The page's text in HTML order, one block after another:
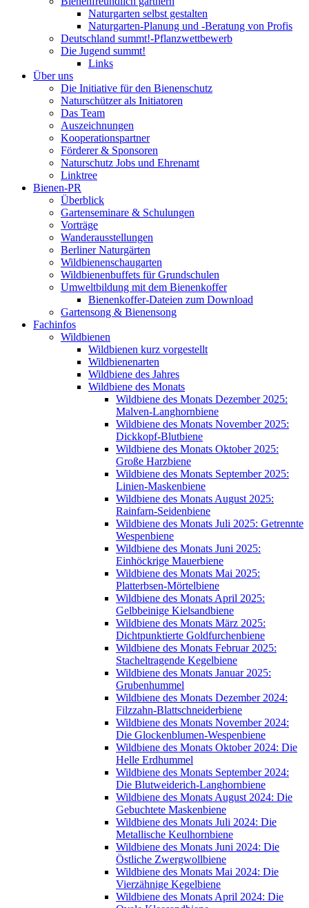
Naturgarten selbst gestalten
Naturgarten-Planung und -Beratung von Profis
Deutschland summt!-Pflanzwettbewerb
Die Jugend summt!
Links
Über uns
Die Initiative für den Bienenschutz
Naturschützer als Initiatoren
Das Team
Auszeichnungen
Kooperationspartner
Förderer & Sponsoren
Naturschutz Jobs und Ehrenamt
Linktree
Bienen-PR
Überblick
Gartenseminare & Schulungen
Vorträge
Wanderausstellungen
Berliner Naturgärten
Wildbienenschaugarten
Wildbienenbuffets für Grundschulen
Umweltbildung mit dem Bienenkoffer
Bienenkoffer-Dateien zum Download
Gartensong & Bienensong
Fachinfos
Wildbienen
Wildbienen kurz vorgestellt
Wildbienenarten
Wildbiene des Jahres
Wildbiene des Monats
Wildbiene des Monats Dezember 2025:
Malven-Langhornbiene
Wildbiene des Monats November 2025:
Dickkopf-Blutbiene
Wildbiene des Monats Oktober 2025:
Große Harzbiene
Wildbiene des Monats September 2025:
Linien-Maskenbiene
Wildbiene des Monats August 2025:
Rainfarn-Seidenbiene
Wildbiene des Monats Juli 2025: Getrennte
Wespenbiene
Wildbiene des Monats Juni 2025:
Einhöckrige Mauerbiene
Wildbiene des Monats Mai 2025:
Platterbsen-Mörtelbiene
Wildbiene des Monats April 2025:
Gelbbeinige Kielsandbiene
Wildbiene des Monats März 2025:
Dichtpunktierte Goldfurchenbiene
Wildbiene des Monats Februar 2025:
Stacheltragende Kegelbiene
Wildbiene des Monats Januar 2025:
Grubenhummel
Wildbiene des Monats Dezember 2024:
Filzzahn-Blattschneiderbiene
Wildbiene des Monats November 2024:
Die Glockenblumen-Wespenbiene
Wildbiene des Monats Oktober 2024: Die
Helle Erdhummel
Wildbiene des Monats September 2024:
Die Blutweiderich-Langhornbiene
Wildbiene des Monats August 2024: Die
Gebuchtete Maskenbiene
Wildbiene des Monats Juli 2024: Die
Metallische Keulhornbiene
Wildbiene des Monats Juni 2024: Die
Östliche Zwergwollbiene
Wildbiene des Monats Mai 2024: Die
Vierzähnige Kegelbiene
Wildbiene des Monats April 2024: Die